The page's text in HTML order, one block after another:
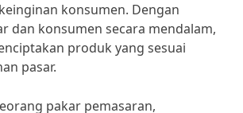
konsumen. Dengan
dan konsumen secara mendalam,
produk yang sesuai
pasar.
pakar pemasaran,